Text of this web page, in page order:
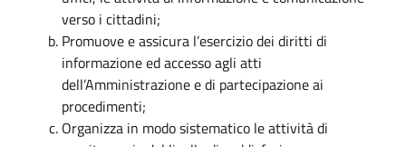
verso i cittadini;
Promuove e assicura l’esercizio dei diritti di
informazione ed accesso agli atti
dell’Amministrazione e di partecipazione ai
procedimenti;
Organizza in modo sistematico le attività di